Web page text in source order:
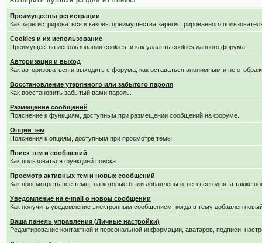
Преимущества регистрации
Как зарегистрироваться и каковы преимущества зарегистрированного
Cookies и их использование
Преимущества использования cookies, и как удалять cookies данного форума.
Авторизация и выход
Как авторизоваться и выходить с форума, как оставаться анонимным и не
Восстановление утерянного или забытого пароля
Как восстановить забытый вами пароль.
Размещение сообщений
Пояснение к функциям, доступным при размещении сообщений на форуме.
Опции тем
Пояснения к опциям, доступным при просмотре темы.
Поиск тем и сообщений
Как пользоваться функцией поиска.
Просмотр активных тем и новых сообщений
Как просмотреть все темы, на которые были добавлены ответы сегодня, а также
Уведомление на е-mail о новом сообщении
Как получить уведомление электронным сообщением, когда в тему добавлен
Ваша панель управления (Личные настройки)
Редактирование контактной и персональной информации, аватаров, подписи,